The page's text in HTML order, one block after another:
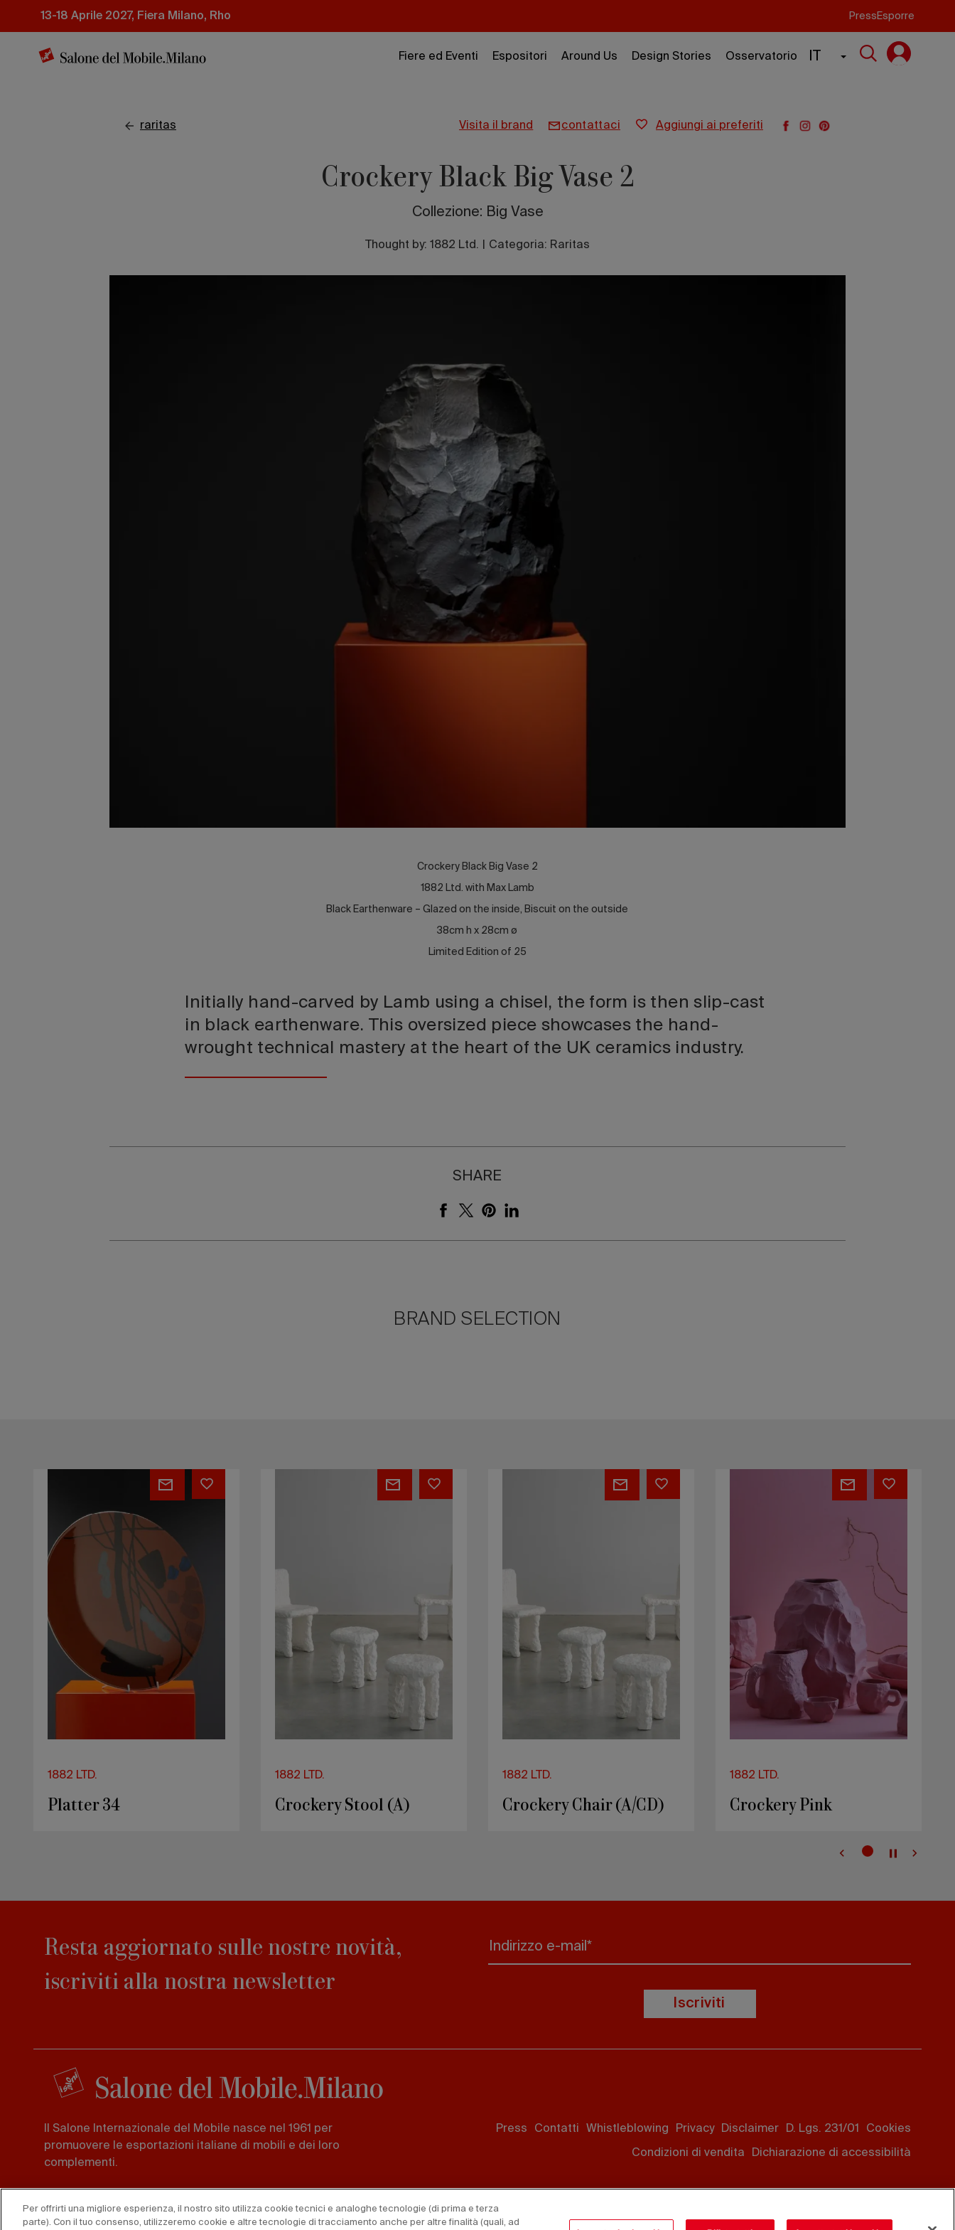
principale
13-18 Aprile 2027, Fiera Milano, Rho Press Esporre
Fiere ed Eventi Espositori Around Us Design Stories Osservatorio IT
raritas visita il brand contattaci aggiungi ai preferiti
Crockery Black Big Vase 2
Collezione: Big Vase
Thought by: 1882 Ltd. Categoria: Raritas
Crockery Black Big Vase 2
1882 Ltd. with Max Lamb
Black Earthenware – Glazed on the inside, Biscuit on the outside
38cm h x 28cm ø
Limited Edition of 25
Initially hand-carved by Lamb using a chisel, the form is then slip-cast
in black earthenware. This oversized piece showcases the hand-
wrought technical mastery at the heart of the UK ceramics industry.
SHARE
BRAND SELECTION
1882 LTD.
Platter 34
1882 LTD.
Crockery Stool (A)
1882 LTD.
Crockery Chair (A/CD)
1882 LTD.
Crockery Pink
Resta aggiornato sulle nostre novità,
iscriviti alla nostra newsletter
Indirizzo e-mail*
Iscriviti
Il Salone Internazionale del Mobile nasce nel 1961 per
promuovere le esportazioni italiane di mobili e dei loro
complementi.
Tel. 02 725941 -
Fax 02 89011563
Press Contatti Whistleblowing Privacy Disclaimer D. Lgs. 231/01 Cookies
Condizioni di vendita Dichiarazione di accessibilità
Per offrirti una migliore esperienza, il nostro sito utilizza cookie tecnici e analoghe tecnologie (di prima e terza
parte). Con il tuo consenso, utilizzeremo cookie e altre tecnologie di tracciamento anche per altre finalità (quali, ad